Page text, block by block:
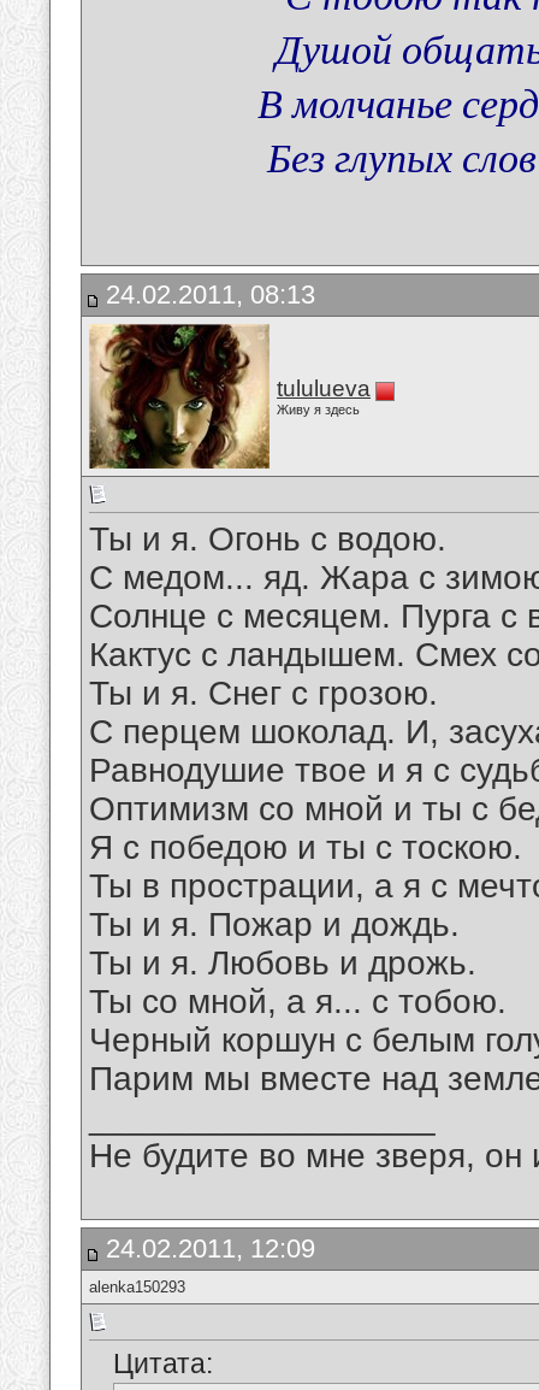
Душой
В молчанье
Без глупых
24.02.2011, 08:13
tululueva
Живу я здесь
Ты и я. Огонь с водою.
С медом... яд. Жара с
Солнце с месяцем. Пурга с
Кактус с ландышем. Смех
Ты и я. Снег с грозою.
С перцем шоколад. И,
Равнодушие твое и я с
Оптимизм со мной и ты с
Я с победою и ты с тоскою.
Ты в прострации, а я с
Ты и я. Пожар и дождь.
Ты и я. Любовь и дрожь.
Ты со мной, а я... с тобою.
Черный коршун с белым
Парим мы вместе над
Не будите во мне зверя, он
24.02.2011, 12:09
alenka150293
Цитата: